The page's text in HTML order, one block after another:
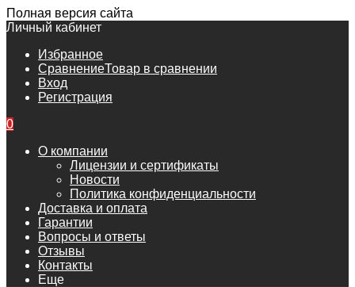
Полная версия сайта
Личный кабинет
Избранное
СравнениеТовар в сравнении
Вход
Регистрация
0
О компании
Лицензии и сертификаты
Новости
Политика конфиденциальности
Доставка и оплата
Гарантии
Вопросы и ответы
Отзывы
Контакты
Еще